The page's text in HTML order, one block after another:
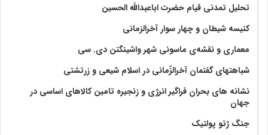
تحلیل تمدنی قیام حضرت اباعبدالله الحسین
کنیسه شیطان و چهار سوار آخرالزمانی
معماری و نقشه‌ی ماسونی شهر واشينگتن دی. سی
شباهتهای گفتمان آخر‌الزّمانی در اسلام شیعی و زرتشتی
نشانه های بحران فراگیر انرژی و زنجیره تامین کالاهای اساسی در
جهان
جنگ ژئو پولتیک